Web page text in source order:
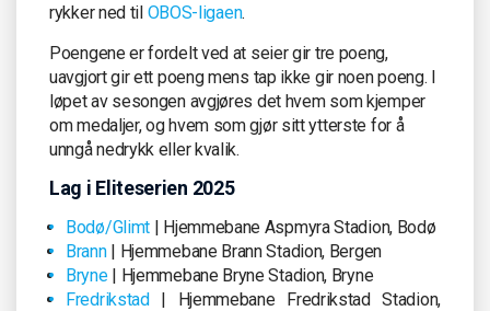
rykker ned til OBOS-ligaen.
Poengene er fordelt ved at seier gir tre poeng,
uavgjort gir ett poeng mens tap ikke gir noen poeng. I
løpet av sesongen avgjøres det hvem som kjemper
om medaljer, og hvem som gjør sitt ytterste for å
unngå nedrykk eller kvalik.
Lag i Eliteserien 2025
Bodø/Glimt | Hjemmebane Aspmyra Stadion, Bodø
Brann| Hjemmebane Brann Stadion, Bergen
Bryne| Hjemmebane Bryne Stadion, Bryne
Fredrikstad| Hjemmebane Fredrikstad Stadion,